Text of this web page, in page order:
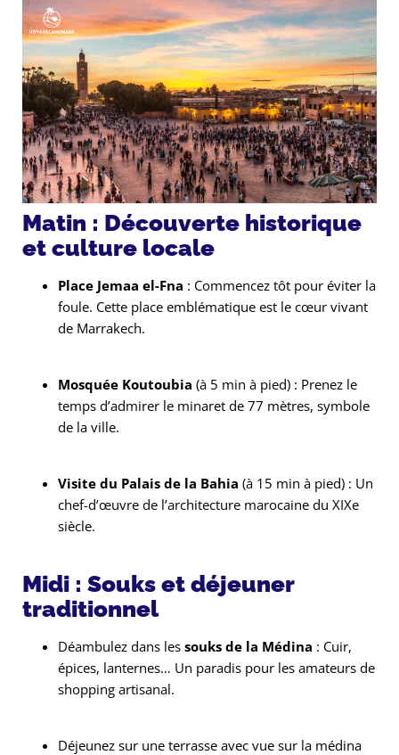
Matin : Découverte historique
et culture locale
Place Jemaa el-Fna : Commencez tôt pour éviter la
foule. Cette place emblématique est le cœur vivant
de Marrakech.
Mosquée Koutoubia (à 5 min à pied) : Prenez le
temps d’admirer le minaret de 77 mètres, symbole
de la ville.
Visite du Palais de la Bahia (à 15 min à pied) : Un
chef-d’œuvre de l’architecture marocaine du XIXe
siècle.
Midi : Souks et déjeuner
traditionnel
Déambulez dans les souks de la Médina : Cuir,
épices, lanternes… Un paradis pour les amateurs de
shopping artisanal.
Déjeunez sur une terrasse avec vue sur la médina